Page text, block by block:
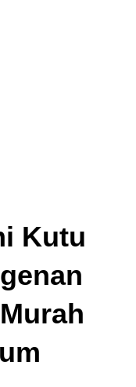
Kutu